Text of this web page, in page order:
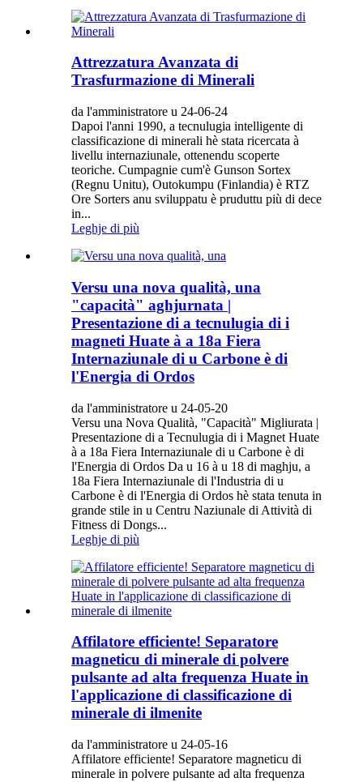
Attrezzatura Avanzata di
Trasfurmazione di Minerali
da l'amministratore u 24-06-24
Dapoi l'anni 1990, a tecnulugia intelligente di
classificazione di minerali hè stata ricercata à
livellu internaziunale, ottenendu scoperte
teoriche. Cumpagnie cum'è Gunson Sortex
(Regnu Unitu), Outokumpu (Finlandia) è RTZ
Ore Sorters anu sviluppatu è pruduttu più di dece
in...
Leghje di più
Versu una nova qualità, una
"capacità" aghjurnata |
Presentazione di a tecnulugia di i
magneti Huate à a 18a Fiera
Internaziunale di u Carbone è di
l'Energia di Ordos
da l'amministratore u 24-05-20
Versu una Nova Qualità, "Capacità" Migliurata |
Presentazione di a Tecnulugia di i Magnet Huate
à a 18a Fiera Internaziunale di u Carbone è di
l'Energia di Ordos Da u 16 à u 18 di maghju, a
18a Fiera Internaziunale di l'Industria di u
Carbone è di l'Energia di Ordos hè stata tenuta in
grande stile in u Centru Naziunale di Attività di
Fitness di Dongs...
Leghje di più
Affilatore efficiente! Separatore
magneticu di minerale di polvere
pulsante ad alta frequenza Huate in
l'applicazione di classificazione di
minerale di ilmenite
da l'amministratore u 24-05-16
Affilatore efficiente! Separatore magneticu di
minerale in polvere pulsante ad alta frequenza